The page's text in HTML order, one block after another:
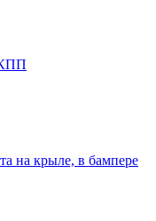
КПП
на крыле, в бампере